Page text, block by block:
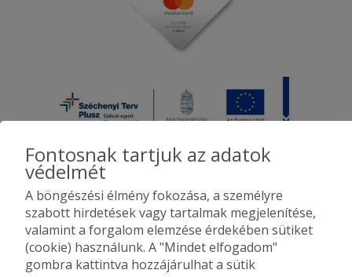
2010-2026 Copyright - Falatozz.hu - Diston-line Kft.
Pizza, gyros, hamburger, menük kedvező áron, egy helyen az összes
étterem ajánlata.
Fontosnak tartjuk az adatok
védelmét
A böngészési élmény fokozása, a személyre
szabott hirdetések vagy tartalmak megjelenítése,
valamint a forgalom elemzése érdekében sütiket
(cookie) használunk. A "Mindet elfogadom"
gombra kattintva hozzájárulhat a sütik